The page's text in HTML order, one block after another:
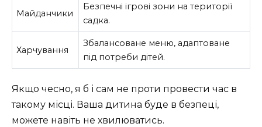
Майданчики
Безпечні ігрові зони на території
садка.
Харчування
Збалансоване меню, адаптоване
під потреби дітей.
Якщо чесно, я б і сам не проти провести час в
такому місці. Ваша дитина буде в безпеці,
можете навіть не хвилюватись.